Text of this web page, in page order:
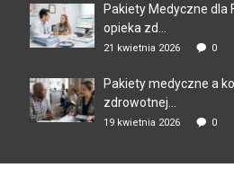
Pakiety Medyczne dla
opieka zd...
21 kwietnia 2026 0
Pakiety medyczne a
zdrowotnej...
19 kwietnia 2026 0